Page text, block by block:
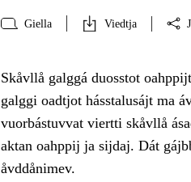
Giella Viedtja
Skåvllå galggá duosstot
galggi oadtjot hásstalusájt ma
vuorbástuvvat viertti skåvllå
aktan oahppij ja sijdaj. Dát
åvddånimev.